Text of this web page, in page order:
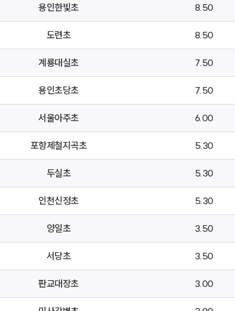
용인한빛초 8.50
도련초 8.50
계룡대실초 7.50
용인초당초 7.50
서울아주초 6.00
포항제철지곡초 5.30
두실초 5.30
인천신정초 5.30
양일초 3.50
서당초 3.50
판교대장초 3.00